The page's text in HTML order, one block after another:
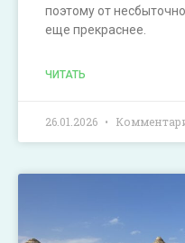
поэтому от
еще прекраснее.
ЧИТАТЬ
26.01.2026